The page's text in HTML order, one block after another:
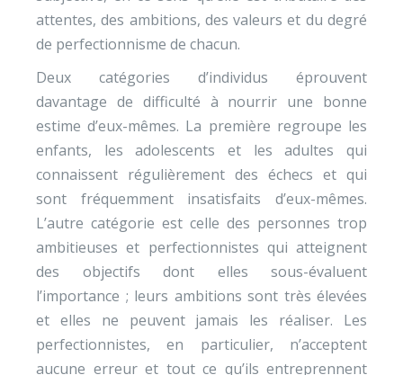
attentes, des ambitions, des valeurs et du degré
de perfectionnisme de chacun.
Deux catégories d’individus éprouvent
davantage de difficulté à nourrir une bonne
estime d’eux-mêmes. La première regroupe les
enfants, les adolescents et les adultes qui
connaissent régulièrement des échecs et qui
sont fréquemment insatisfaits d’eux-mêmes.
L’autre catégorie est celle des personnes trop
ambitieuses et perfectionnistes qui atteignent
des objectifs dont elles sous-évaluent
l’importance ; leurs ambitions sont très élevées
et elles ne peuvent jamais les réaliser. Les
perfectionnistes, en particulier, n’acceptent
aucune erreur et tout ce qu’ils entreprennent